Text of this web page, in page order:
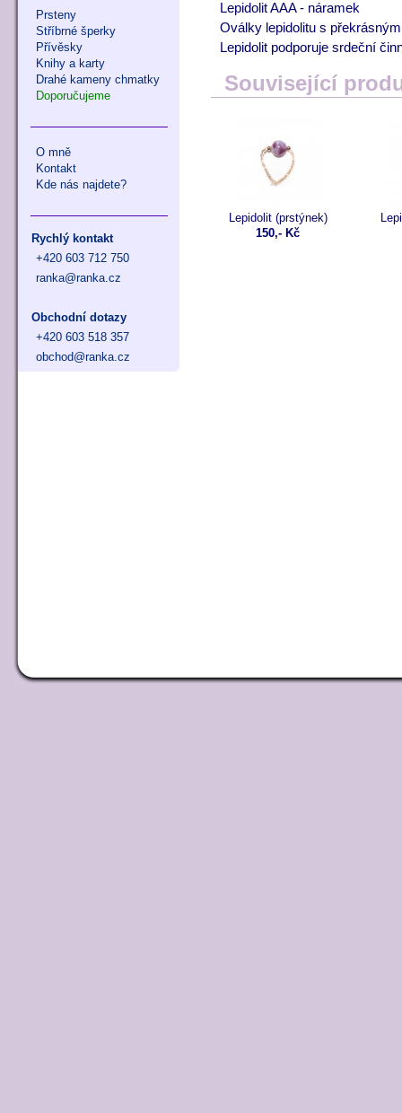
Prsteny
Stříbrné šperky
Přívěsky
Knihy a karty
Drahé kameny chmatky
Doporučujeme
O mně
Kontakt
Kde nás najdete?
Rychlý kontakt
+420 603 712 750
ranka@ranka.cz
Obchodní dotazy
+420 603 518 357
obchod@ranka.cz
Lepidolit AAA - náramek
Oválky lepidolitu s
Lepidolit podporuje srdeční
Související
Lepidolit (prstýnek)
150,- Kč